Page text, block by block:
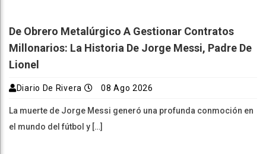
De Obrero Metalúrgico A Gestionar Contratos
Millonarios: La Historia De Jorge Messi, Padre De
Lionel
Diario De Rivera 08 Ago 2026
La muerte de Jorge Messi generó una profunda conmoción en
el mundo del fútbol y […]